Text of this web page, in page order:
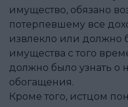
имущество, обязано
потерпевшему все
извлекло или должно
имущества с того
должно было узнать о
обогащения.
Кроме того, истцом